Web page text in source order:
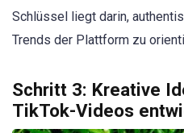
Schlüssel liegt darin,
Trends der Plattform zu
Schritt 3: Kreative
TikTok-Videos